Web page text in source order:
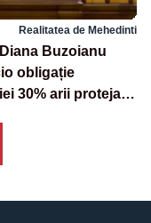
Realitatea de Mehedinti
Buzoianu
obligație
30% arii protejate